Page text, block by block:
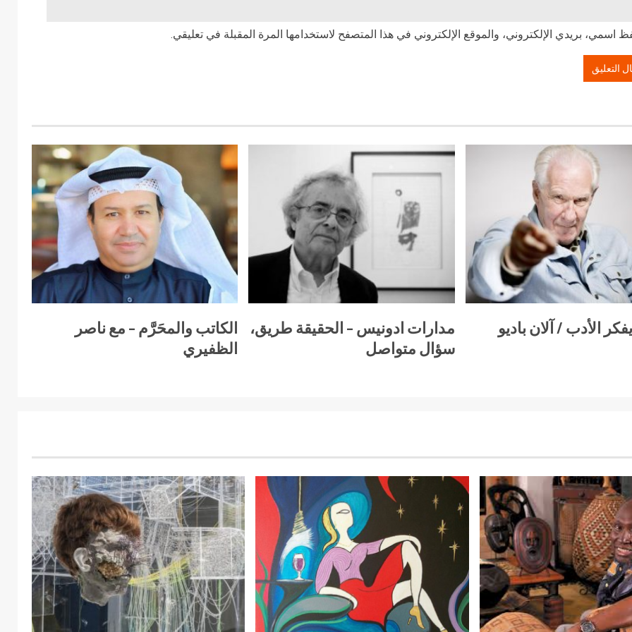
اسمي، بريدي الإلكتروني، والموقع الإلكتروني في هذا المتصفح لاستخدامها المرة المقبلة في تعليقي.
الأدب / آلان باديو
مدارات ادونيس – الحقيقة طريق،
سؤال متواصل
الكاتب والمحَرَّم – مع ناصر
الظفيري